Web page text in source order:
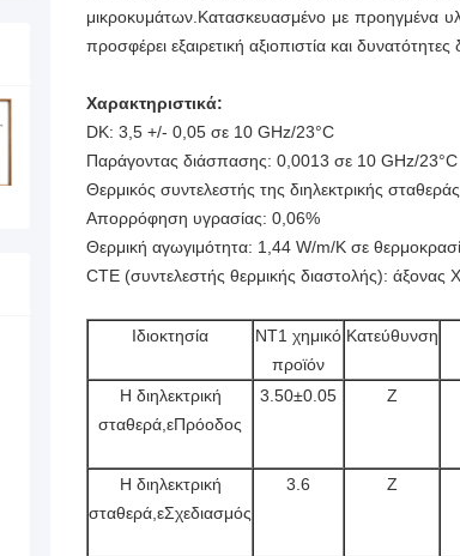
μικροκυμάτων.Κατασκευασμένο με προηγμένα
προσφέρει εξαιρετική αξιοπιστία και δυνατότητες
Χαρακτηριστικά:
DK: 3,5 +/- 0,05 σε 10 GHz/23°C
Παράγοντας διάσπασης: 0,0013 σε 10 GHz/23°C
Θερμικός συντελεστής της διηλεκτρικής
Απορρόφηση υγρασίας: 0,06%
Θερμική αγωγιμότητα: 1,44 W/m/K σε
CTE (συντελεστής θερμικής διαστολής):
Ιδιοκτησία
NT1 χημικό
προϊόν
Κατεύθυνση
Η διηλεκτρική
σταθερά,εΠρόοδος
3.50±0.05 Z
Η διηλεκτρική
σταθερά,εΣχεδιασμός
3.6 Z